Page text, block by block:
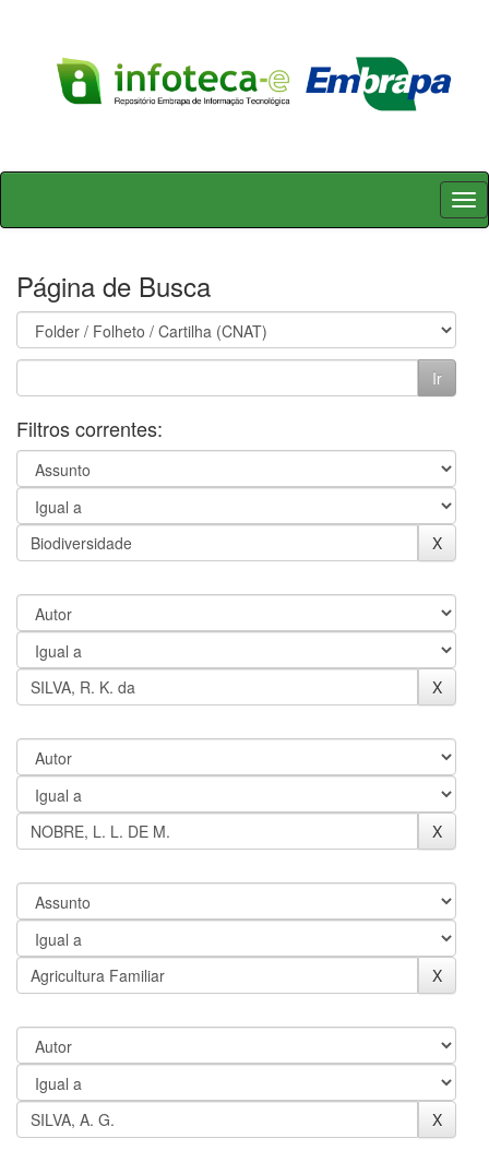
Skip
Página de Busca
Filtros correntes: